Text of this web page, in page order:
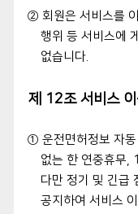
② 회원은 서비스를
행위 등 서비스에
없습니다.
제 12조 서비스
① 운전면허정보 자동
없는 한 연중휴무,
다만 정기 및 긴급
공지하여 서비스